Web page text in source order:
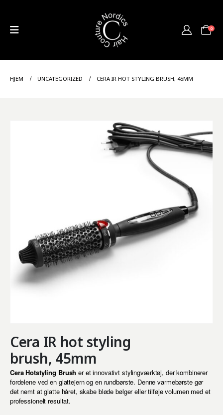
0
HJEM UNCATEGORIZED CERA IR HOT STYLING BRUSH, 45MM
Cera IR hot styling
brush, 45mm
Cera Hotstyling Brush er et innovativt stylingværktøj, der kombinerer
fordelene ved en glattejern og en rundbørste. Denne varmebørste gør
det nemt at glatte håret, skabe bløde bølger eller tilføje volumen med et
professionelt resultat.